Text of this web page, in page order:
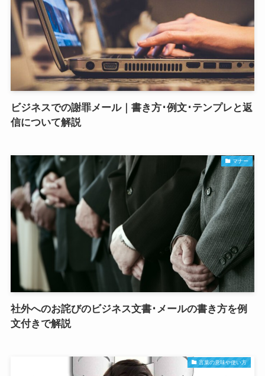
ビジネスでの謝罪メール｜書き方･例文･テンプレと返
信について解説
マナー
社外へのお詫びのビジネス文書･メールの書き方を例
文付きで解説
言葉の意味や使い方